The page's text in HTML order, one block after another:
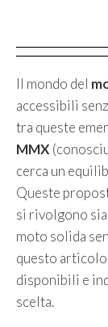
Il mondo del
accessibili
tra queste
MMX
cerca un
Queste
si rivolgono
moto solida
questo
disponibili e
scelta.